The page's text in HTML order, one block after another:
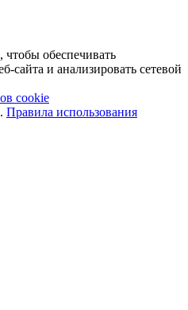
обеспечивать
сайта и анализировать сетевой
cookie
Правила использования